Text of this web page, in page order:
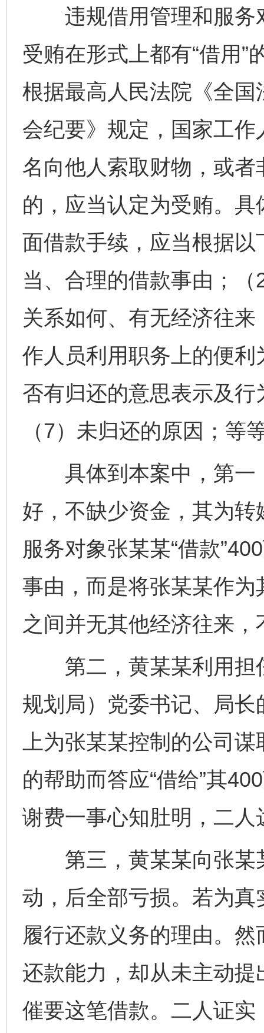
违规借用管理和服务
受贿在形式上都有“借用
根据最高人民法院《全
会纪要》规定，国家工
名向他人索取财物，或
的，应当认定为受贿。
面借款手续，应当根据
当、合理的借款事由；
关系如何、有无经济往
作人员利用职务上的便
否有归还的意思表示及
（7）未归还的原因；等
具体到本案中，第一
好，不缺少资金，其为
服务对象张某某“借款
事由，而是将张某某作为
之间并无其他经济往来
第二，黄某某利用担
规划局）党委书记、局
上为张某某控制的公司
的帮助而答应“借给”其
谢费一事心知肚明，二
第三，黄某某向张某
动，后全部亏损。若为
履行还款义务的理由。
还款能力，却从未主动
催要这笔借款。二人证实